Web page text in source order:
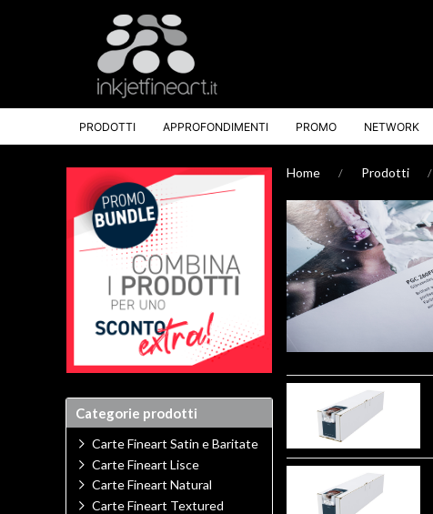
PRODOTTI APPROFONDIMENTI PROMO NETWORK
Home Prodotti
Categorie prodotti
Carte Fineart Satin e Baritate
Carte Fineart Lisce
Carte Fineart Natural
Carte Fineart Textured